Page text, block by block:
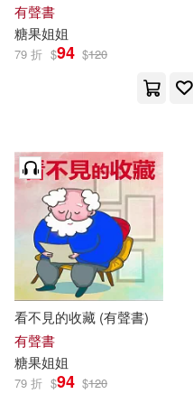
有聲書
糖果姐姐
79 折 $94 $120
看不見的收藏 (有聲書)
有聲書
糖果姐姐
79 折 $94 $120